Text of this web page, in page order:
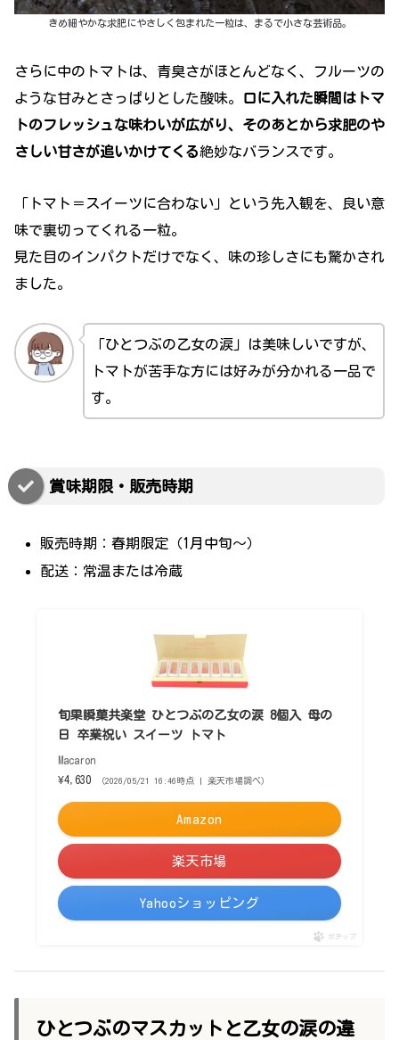
きめ細やかな求肥にやさしく包まれた一粒は、まるで小さな芸術品。
さらに中のトマトは、青臭さがほとんどなく、フルーツの
ような甘みとさっぱりとした酸味。
口に入れた瞬間はトマ
トのフレッシュな味わいが広がり、そのあとから求肥のや
さしい甘さが追いかけてくる絶妙なバランスです。
「トマト＝スイーツに合わない」という先入観を、良い意
味で裏切ってくれる一粒。
見た目のインパクトだけでなく、味の珍しさにも驚かされ
ました。
「ひとつぶの乙女の涙」は美味しいですが、
トマトが苦手な方には好みが分かれる一品で
す。
賞味期限・販売時期
販売時期：春期限定（1月中旬～）
配送：常温または冷蔵
旬果瞬菓共楽堂 ひとつぶの乙女の涙 8個入 母の
日 卒業祝い スイーツ トマト
Macaron
¥4,630
（2026/05/21 16:46時点 | 楽天市場調べ）
Amazon
楽天市場
Yahooショッピング
ポチップ
ひとつぶのマスカットと乙女の涙の違